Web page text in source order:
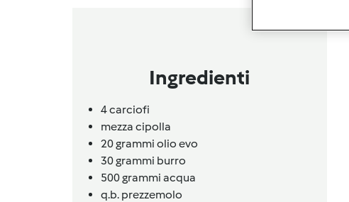
Ingredienti
4carciofi
mezza cipolla
20grammi olio evo
30grammi burro
500grammi acqua
q.b. prezzemolo